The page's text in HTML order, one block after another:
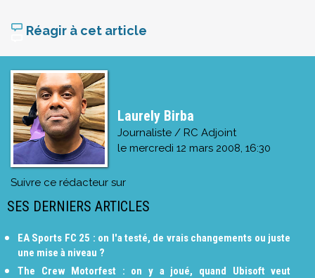
Réagir à cet article
Laurely Birba
Journaliste / RC Adjoint
le mercredi 12 mars 2008, 16:30
Suivre ce rédacteur sur
SES DERNIERS ARTICLES
EA Sports FC 25 : on l'a testé, de vrais changements ou juste
une mise à niveau ?
The Crew Motorfest : on y a joué, quand Ubisoft veut